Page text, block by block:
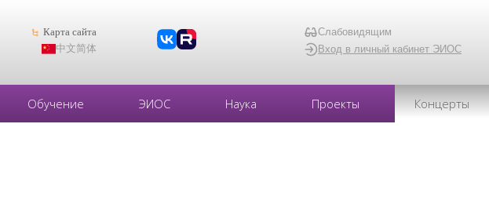
Карта сайта
中文简体
Слабовидящим
Вход в личный кабинет ЭИОС
Обучение ЭИОС Наука Проекты Концерты